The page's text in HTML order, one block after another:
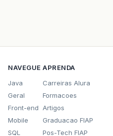
NAVEGUE
Java
Geral
Front-end
Mobile
SQL
APRENDA
Carreiras Alura
Formacoes
Artigos
Graduacao FIAP
Pos-Tech FIAP